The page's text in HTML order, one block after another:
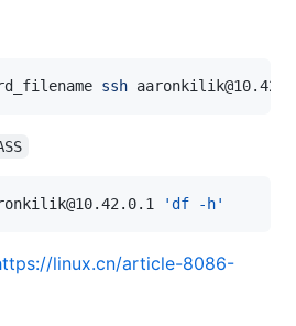
ssh
'df -h'
linux.cn/article-8086-